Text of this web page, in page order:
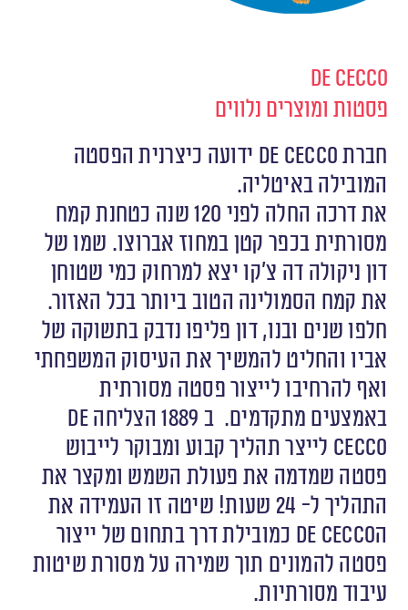
De Cecco
פסטות ומוצרים נלווים
חברת De Cecco ידועה כיצרנית הפסטה
המובילה באיטליה.
את דרכה החלה לפני 120 שנה כטחנת קמח
מסורתית בכפר קטן במחוז אברוצו. שמו של
דון ניקולה דה צ’קו יצא למרחוק כמי שטוחן
את קמח הסמולינה הטוב ביותר בכל האזור.
חלפו שנים ובנו, דון פליפו נדבק בתשוקה של
אביו והחליט להמשיך את העיסוק המשפחתי
ואף להרחיבו לייצור פסטה מסורתית
באמצעים מתקדמים. ב 1889 הצליחה De
Cecco לייצר תהליך קבוע ומבוקר לייבוש
פסטה שמדמה את פעולת השמש ומקצר את
התהליך ל- 24 שעות! שיטה זו העמידה את
הDe Cecco כמובילת דרך בתחום של ייצור
פסטה להמונים תוך שמירה על מסורת שיטות
עיבוד מסורתיות.